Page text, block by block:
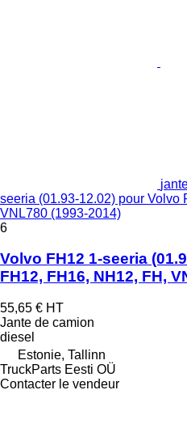
seeria (01.93-12.02) pour Volvo
VNL780 (1993-2014)
6
Volvo FH12 1-seeria
FH12, FH16, NH12, FH,
55,65 € HT
Jante de camion
diesel
Estonie, Tallinn
TruckParts Eesti OÜ
Contacter le vendeur